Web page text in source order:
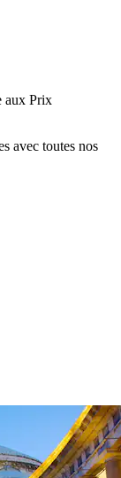
aux Prix
avec toutes nos